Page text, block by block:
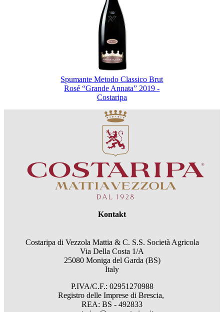
Spumante Metodo Classico Brut
Rosé “Grande Annata” 2019 -
Costaripa
Kontakt
Costaripa di Vezzola Mattia & C. S.S. Società Agricola
Via Della Costa 1/A
25080 Moniga del Garda (BS)
Italy
P.IVA/C.F.: 02951270988
Registro delle Imprese di Brescia,
REA: BS - 492833